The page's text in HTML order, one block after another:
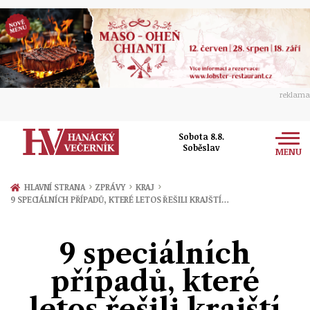
reklama
Sobota 8.8.
Soběslav
MENU
Zprávy
Prostějov
Přerov
Ekonomika
Kultura
Hudba
Společnost
Ženy
Sport
HLAVNÍ STRANA › ZPRÁVY › KRAJ ›
9 SPECIÁLNÍCH PŘÍPADŮ, KTERÉ LETOS ŘEŠILI KRAJŠTÍ…
9 speciálních
případů, které